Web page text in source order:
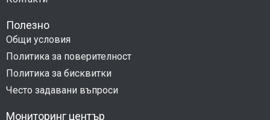
Полезно
Общи условия
Политика за поверителност
Политика за бисквитки
Често задавани въпроси
Мониторинг център